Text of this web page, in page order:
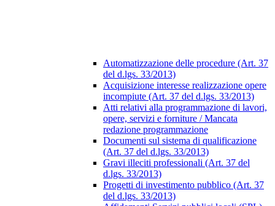
Automatizzazione delle procedure (Art. 37
del d.lgs. 33/2013)
Acquisizione interesse realizzazione opere
incompiute (Art. 37 del d.lgs. 33/2013)
Atti relativi alla programmazione di lavori,
opere, servizi e forniture / Mancata
redazione programmazione
Documenti sul sistema di qualificazione
(Art. 37 del d.lgs. 33/2013)
Gravi illeciti professionali (Art. 37 del
d.lgs. 33/2013)
Progetti di investimento pubblico (Art. 37
del d.lgs. 33/2013)